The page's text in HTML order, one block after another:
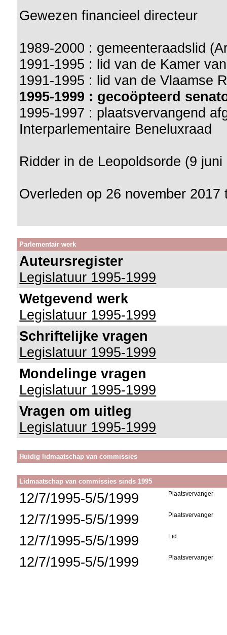
Gewezen financieel directeur
1989-2000 : gemeenteraadslid
1991-1995 : lid van de Kamer
1991-1995 : lid van de Vlaamse
1995-1999 : gecoöpteerd
1995-1997 : plaatsvervangend
Interparlementaire Beneluxraad
Ridder in de Leopoldsorde (9 juni
Overleden op 26 november 2017
Parlementair werk
Auteursregister
Legislatuur 1995-1999
Wetgevend werk
Legislatuur 1995-1999
Schriftelijke vragen
Legislatuur 1995-1999
Mondelinge vragen
Legislatuur 1995-1999
Vragen om uitleg
Legislatuur 1995-1999
Huidig lidmaatschap van commissies
Lidmaatschap van commissies sinds 1995
12/7/1995-5/5/1999 Plaatsvervanger
12/7/1995-5/5/1999 Plaatsvervanger
12/7/1995-5/5/1999 Lid
12/7/1995-5/5/1999 Plaatsvervanger